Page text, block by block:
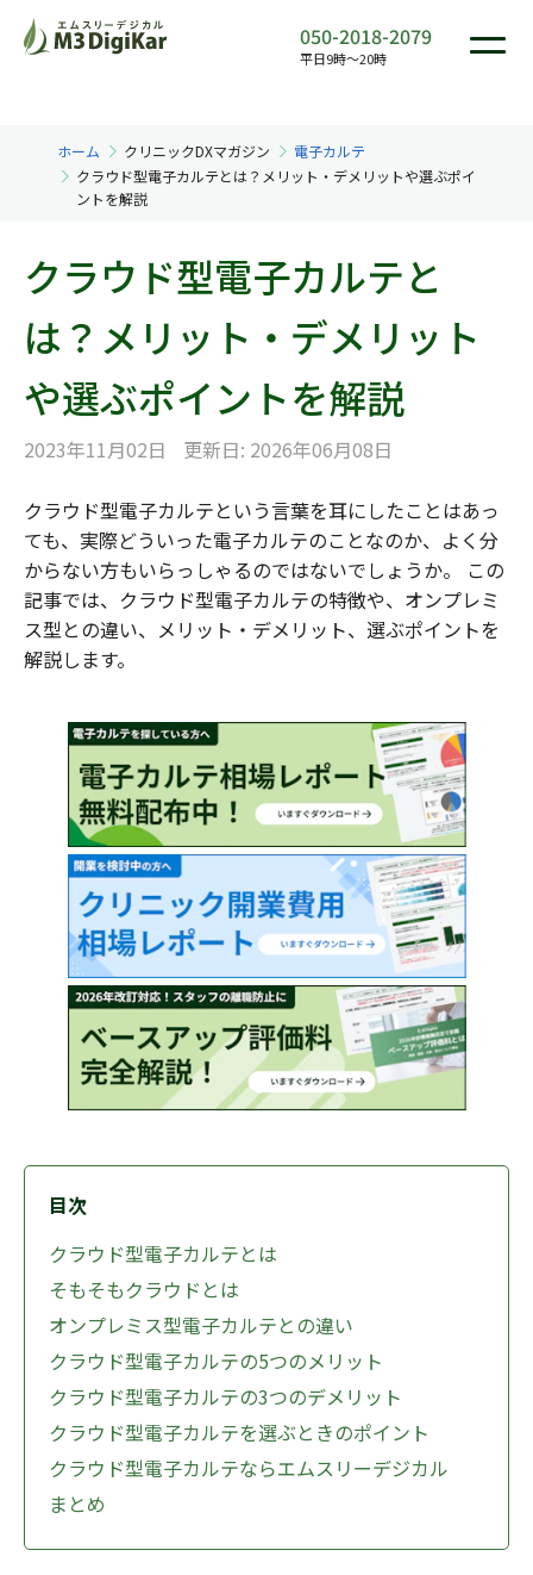
050-2018-2079
平日9時〜20時
ホーム クリニックDXマガジン
電子カルテ
クラウド型電子カルテとは？メリット・デメリットや選ぶポイ
ントを解説
クラウド型電子カルテと
は？メリット・デメリット
や選ぶポイントを解説
2023年11月02日 更新日: 2026年06月08日
クラウド型電子カルテという言葉を耳にしたことはあっ
ても、実際どういった電子カルテのことなのか、よく分
からない方もいらっしゃるのではないでしょうか。 この
記事では、クラウド型電子カルテの特徴や、オンプレミ
ス型との違い、メリット・デメリット、選ぶポイントを
解説します。
目次
クラウド型電子カルテとは
そもそもクラウドとは
オンプレミス型電子カルテとの違い
クラウド型電子カルテの5つのメリット
クラウド型電子カルテの3つのデメリット
クラウド型電子カルテを選ぶときのポイント
クラウド型電子カルテならエムスリーデジカル
まとめ